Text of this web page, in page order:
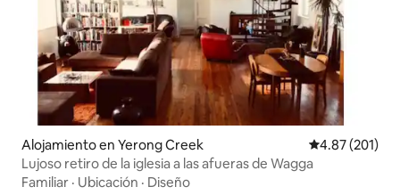
Alojamiento en Yerong Creek Calificación
4.87 (201)
Lujoso retiro de la iglesia a las afueras de Wagga
Familiar · Ubicación · Diseño